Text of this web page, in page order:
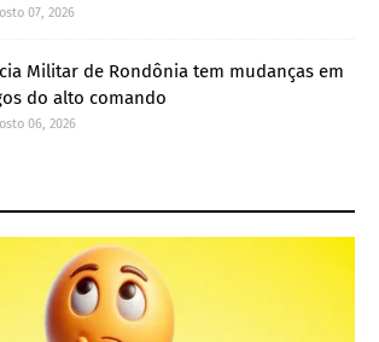
07, 2026
Militar de Rondônia tem mudanças em
do alto comando
06, 2026